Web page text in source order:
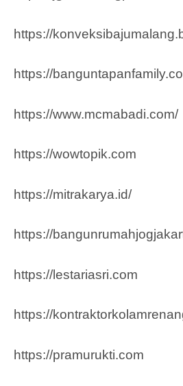
https://
https://
https://www.mcmabadi.com/
https://wowtopik.com
https://mitrakarya.id/
https://
https://lestariasri.com
https://
https://pramurukti.com